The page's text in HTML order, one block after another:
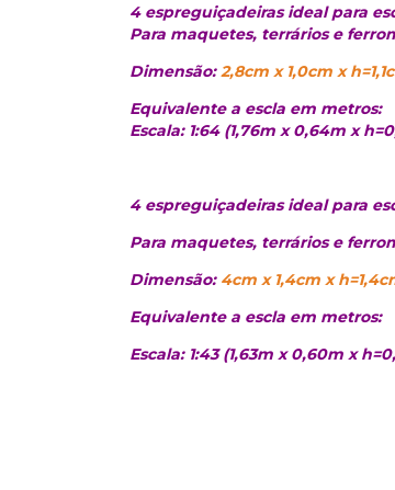
4 espreguiçadeiras ideal para
Para maquetes, terrários e
Dimensão:2,8cm x 1,0cm x
Equivalente a escla em metros:
Escala: 1:64 (1,76m x 0,64m x
4 espreguiçadeiras ideal para
Para maquetes, terrários e
Dimensão: 4cm x 1,4cm x
Equivalente a escla em metros:
Escala: 1:43 (1,63m x 0,60m x